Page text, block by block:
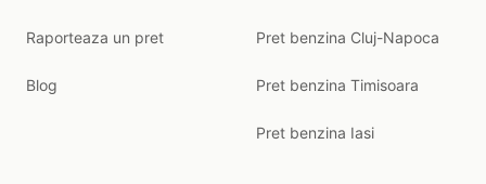
Raporteaza un pret
Blog
Pret benzina Cluj-Napoca
Pret benzina Timisoara
Pret benzina Iasi